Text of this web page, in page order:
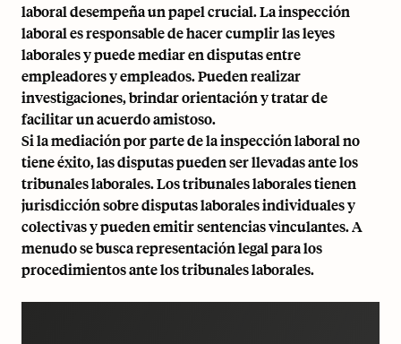
laboral desempeña un papel crucial. La inspección
laboral es responsable de hacer cumplir las leyes
laborales y puede mediar en disputas entre
empleadores y empleados. Pueden realizar
investigaciones, brindar orientación y tratar de
facilitar un acuerdo amistoso.
Si la mediación por parte de la inspección laboral no
tiene éxito, las disputas pueden ser llevadas ante los
tribunales laborales. Los tribunales laborales tienen
jurisdicción sobre disputas laborales individuales y
colectivas y pueden emitir sentencias vinculantes. A
menudo se busca representación legal para los
procedimientos ante los tribunales laborales.